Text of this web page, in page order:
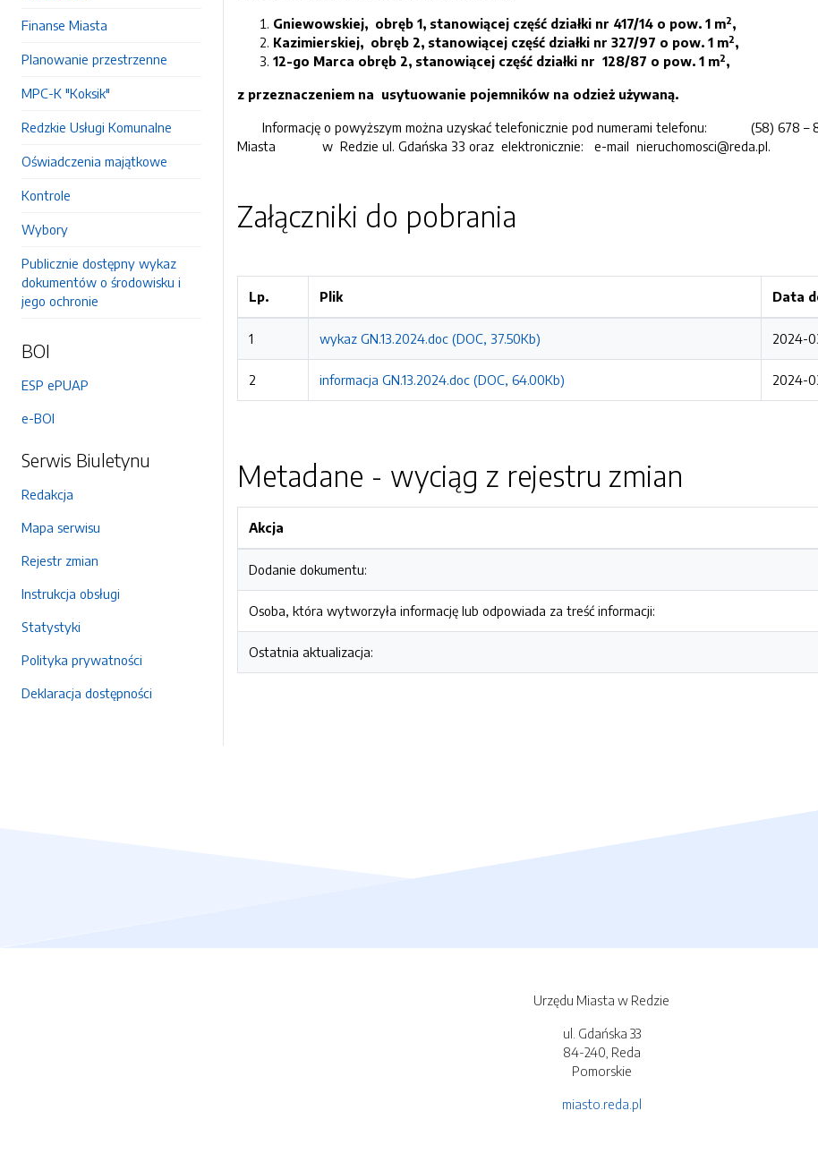
Finanse Miasta
Planowanie przestrzenne
MPC-K "Koksik"
Redzkie Usługi Komunalne
Oświadczenia majątkowe
Kontrole
Wybory
Publicznie dostępny wykaz
dokumentów o środowisku i
jego ochronie
BOI
ESP ePUAP
e-BOI
Serwis Biuletynu
Redakcja
Mapa serwisu
Rejestr zmian
Instrukcja obsługi
Statystyki
Polityka prywatności
Deklaracja dostępności
Gniewowskiej, obręb 1, stanowiącej część działki nr 417/14 o pow. 1 m2,
Kazimierskiej, obręb 2, stanowiącej część działki nr 327/97 o pow. 1 m2,
12-go Marca obręb 2, stanowiącej część działki nr 128/87 o pow. 1 m2,
z przeznaczeniem na usytuowanie pojemników na odzież używaną.
Informację o powyższym można uzyskać telefonicznie pod numerami telefonu: (58) 678 –
Miasta w Redzie ul. Gdańska 33 oraz elektronicznie: e-mail nieruchomosci@reda.pl.
Załączniki do pobrania
Lp. Plik Data
1 wykaz GN.13.2024.doc (DOC, 37.50Kb) 2024-
2 informacja GN.13.2024.doc (DOC, 64.00Kb) 2024-
Metadane - wyciąg z rejestru zmian
Akcja
Dodanie dokumentu:
Osoba, która wytworzyła informację lub odpowiada za treść informacji:
Ostatnia aktualizacja:
Urzędu Miasta w Redzie
ul. Gdańska 33
84-240, Reda
Pomorskie
miasto.reda.pl